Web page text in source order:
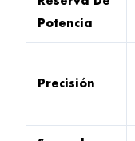
Potencia
Precisión